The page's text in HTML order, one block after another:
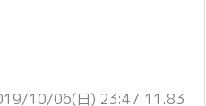
10/06(日) 23:47:11.83